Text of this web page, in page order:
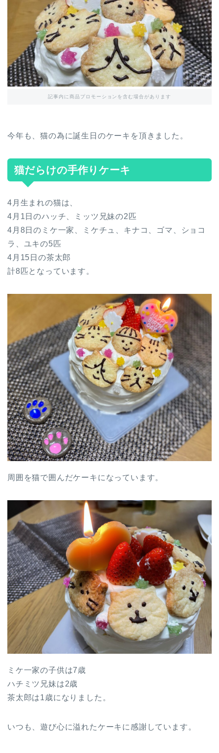
記事内に商品プロモーションを含む場合があります
今年も、猫の為に誕生日のケーキを頂きました。
猫だらけの手作りケーキ
4月生まれの猫は、
4月1日のハッチ、ミッツ兄妹の2匹
4月8日のミケ一家、ミケチュ、キナコ、ゴマ、ショコ
ラ、ユキの5匹
4月15日の茶太郎
計8匹となっています。
周囲を猫で囲んだケーキになっています。
ミケ一家の子供は7歳
ハチミツ兄妹は2歳
茶太郎は1歳になりました。
いつも、遊び心に溢れたケーキに感謝しています。